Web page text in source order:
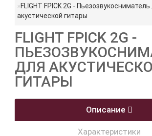
FLIGHT FPICK 2G - Пьезозвукосниматель
акустической гитары
FLIGHT FPICK 2G -
ДЛЯ
ГИТАРЫ
Описание
Характеристики